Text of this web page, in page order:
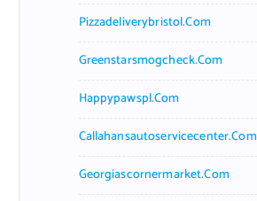
Pizzadeliverybristol.com
Greenstarsmogcheck.com
Happypawspl.com
Callahansautoservicecenter.com
Georgiascornermarket.com